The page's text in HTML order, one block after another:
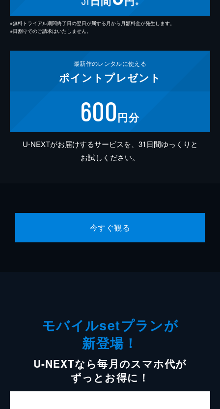
※
※無料トライアル期間終了日の翌日が属する月から月額料金が発生します。
※日割りでのご請求はいたしません。
最新作のレンタルに使える
ポイント プレゼント
600円分
U-NEXTがお届けするサービスを、31日間ゆっくりと
お試しください。
今すぐ観る
モバイルsetプランが
新登場！
U-NEXTなら毎月のスマホ代が
ずっとお得に！